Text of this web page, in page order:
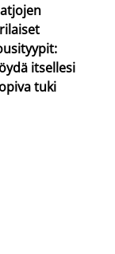
itsellesi
tuki